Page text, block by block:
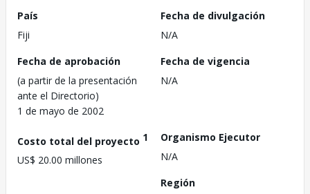
País
Fiji
Fecha de divulgación
N/A
Fecha de aprobación
(a partir de la presentación
ante el Directorio)
1 de mayo de 2002
Fecha de vigencia
N/A
Costo total del proyecto 1
US$ 20.00 millones
Organismo Ejecutor
N/A
Región